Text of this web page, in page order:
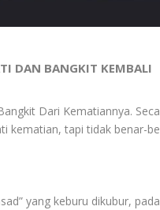
DAN BANGKIT KEMBALI
Dari Kematiannya.
kematian, tapi tidak benar-
yang keburu dikubur,